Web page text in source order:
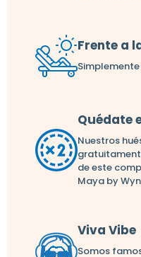
Frente a
Quédate
Nuestros
de este
Maya by
Viva Vibe
Somos